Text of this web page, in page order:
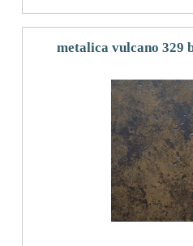
metalica vulcano 329